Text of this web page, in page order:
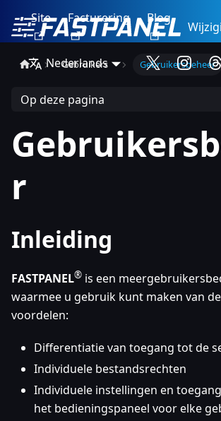
Site Facturering Blog
Nederlands
Gebruikers Gebruikersbeheer
Op deze pagina
r
Inleiding
FASTPANEL® is een
waarmee u gebruik kunt maken van
voordelen:
Differentiatie van toegang tot de
Individuele bestandsrechten
Individuele instellingen en
het bedieningspaneel voor elke